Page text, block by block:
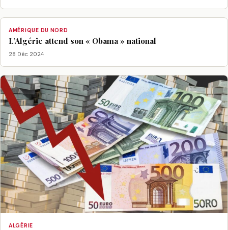
AMÉRIQUE DU NORD
L’Algérie attend son « Obama » national
28 Déc 2024
ALGÉRIE